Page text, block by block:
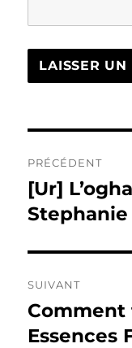
de
l’article
PRÉCÉDENT
Publication
précédente :
[Ur]
SUIVANT
Publication
suivante :
Comment
Essences